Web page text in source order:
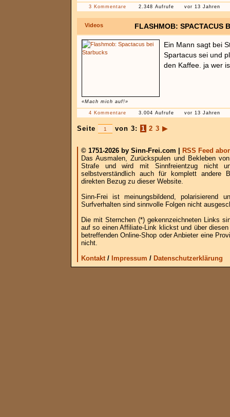
3 Kommentare 2.348 Aufrufe vor 13 Jahren
Videos FLASHMOB: SPACTACUS
«Mach mich auf!»
Ein Mann sagt bei
Spartacus sei und
den Kaffee. ja wer
4 Kommentare 3.004 Aufrufe vor 13 Jahren
Seite von 3: 1 2 3 ▶
© 1751-2026 by Sinn-Frei.com |
RSS Feed
Das Ausmalen, Zurückspulen und Bekleben
Strafe und wird mit Sinnfreientzug nicht
selbstverständlich auch für komplett andere
direkten Bezug zu dieser Website.
Sinn-Frei ist meinungsbildend, polarisierend
Surfverhalten sind sinnvolle Folgen nicht
Die mit Sternchen (*) gekennzeichneten Links
auf so einen Affiliate-Link klickst und über
betreffenden Online-Shop oder Anbieter eine
nicht.
Kontakt/ Impressum / Datenschutzerklärung